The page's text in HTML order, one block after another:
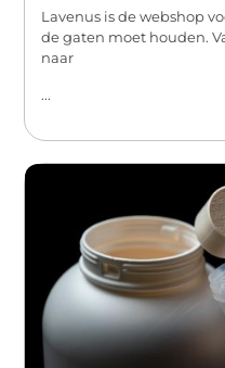
Lavenus is de webshop
de gaten moet houden.
naar
...